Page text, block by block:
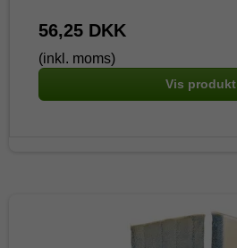
56,25 DKK
(inkl. moms)
Vis produkt